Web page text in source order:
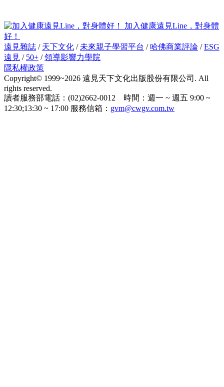
加入健康遠見Line，對身體
好！
遠見雜誌 / 天下文化 / 未來親子學習平台 / 哈佛商業評論 /ESG
遠見 / 50+ /領導影響力學院
隱私權政策
Copyright© 1999~2026 遠見天下文化出版股份有限公司. All
rights reserved.
讀者服務部電話：(02)2662-0012 時間：週一 ~ 週五 9:00 ~
12:30;13:30 ~ 17:00 服務信箱： gvm@cwgv.com.tw